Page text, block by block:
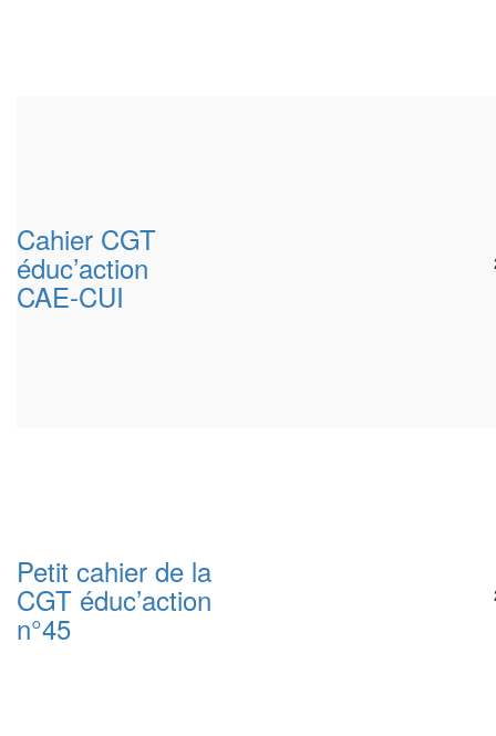
Cahier CGT
éduc’action
CAE-CUI
Petit cahier de la
CGT éduc’action
n°45